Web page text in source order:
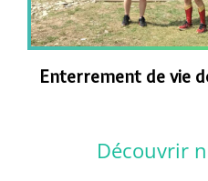
Enterrement de vie
Découvrir